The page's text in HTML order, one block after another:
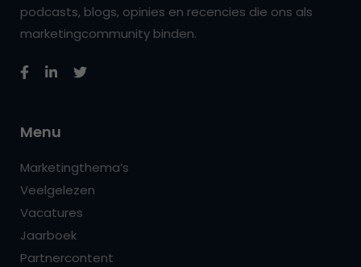
podcasts, blogs, opinies en recencies die ons als
marketingcommunity binden.
Menu
Marketingthema’s
Veelgelezen
Vacatures
Jaarboek
Partnercontent